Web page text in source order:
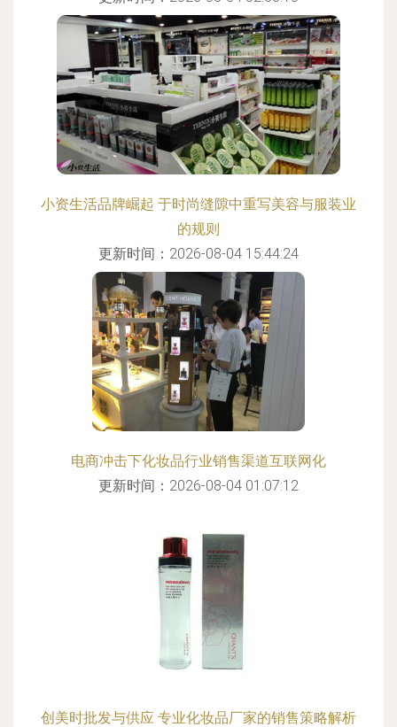
小资生活品牌崛起 于时尚缝隙中重写美容与服装业
的规则
更新时间：2026-08-04 15:44:24
电商冲击下化妆品行业销售渠道互联网化
更新时间：2026-08-04 01:07:12
创美时批发与供应 专业化妆品厂家的销售策略解析